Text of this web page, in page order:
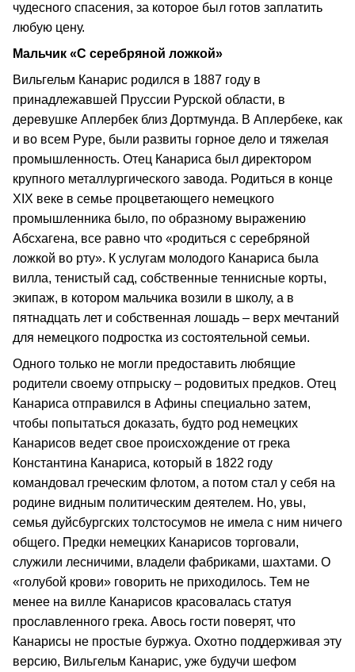
чудесного спасения, за которое был готов заплатить
любую цену.
Мальчик «С серебряной ложкой»
Вильгельм Канарис родился в 1887 году в
принадлежавшей Пруссии Рурской области, в
деревушке Аплербек близ Дортмунда. В Аплербеке, как
и во всем Руре, были развиты горное дело и тяжелая
промышленность. Отец Канариса был директором
крупного металлургического завода. Родиться в конце
ХIХ веке в семье процветающего немецкого
промышленника было, по образному выражению
Абсхагена, все равно что «родиться с серебряной
ложкой во рту». К услугам молодого Канариса была
вилла, тенистый сад, собственные теннисные корты,
экипаж, в котором мальчика возили в школу, а в
пятнадцать лет и собственная лошадь – верх мечтаний
для немецкого подростка из состоятельной семьи.
Одного только не могли предоставить любящие
родители своему отпрыску – родовитых предков. Отец
Канариса отправился в Афины специально затем,
чтобы попытаться доказать, будто род немецких
Канарисов ведет свое происхождение от грека
Константина Канариса, который в 1822 году
командовал греческим флотом, а потом стал у себя на
родине видным политическим деятелем. Но, увы,
семья дуйсбургских толстосумов не имела с ним ничего
общего. Предки немецких Канарисов торговали,
служили лесничими, владели фабриками, шахтами. О
«голубой крови» говорить не приходилось. Тем не
менее на вилле Канарисов красовалась статуя
прославленного грека. Авось гости поверят, что
Канарисы не простые буржуа. Охотно поддерживая эту
версию, Вильгельм Канарис, уже будучи шефом